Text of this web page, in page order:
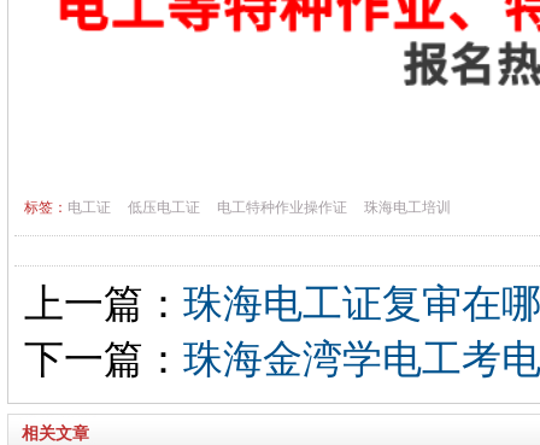
标签： 电工证 低压电工证 电工特种作业操作证 珠海电工培训
上一篇： 珠海电工证复审在
下一篇： 珠海金湾学电工考
相关文章